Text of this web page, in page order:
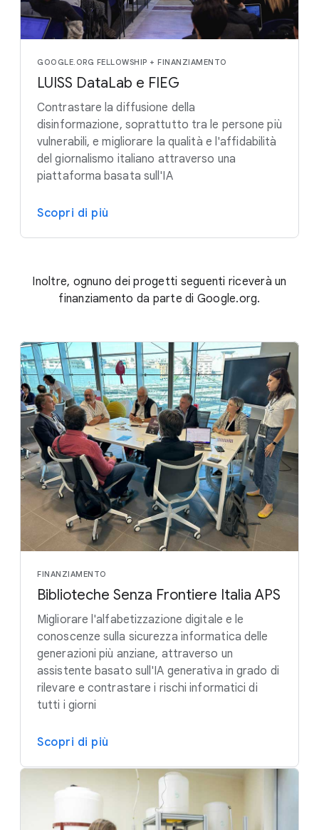
GOOGLE.ORG FELLOWSHIP + FINANZIAMENTO
LUISS DataLab e FIEG
Contrastare la diffusione della
disinformazione, soprattutto tra le persone più
vulnerabili, e migliorare la qualità e l'affidabilità
del giornalismo italiano attraverso una
piattaforma basata sull'IA
Scopri di più
Inoltre, ognuno dei progetti seguenti riceverà un
finanziamento da parte di Google.org.
FINANZIAMENTO
Biblioteche Senza Frontiere Italia APS
Migliorare l'alfabetizzazione digitale e le
conoscenze sulla sicurezza informatica delle
generazioni più anziane, attraverso un
assistente basato sull'IA generativa in grado di
rilevare e contrastare i rischi informatici di
tutti i giorni
Scopri di più